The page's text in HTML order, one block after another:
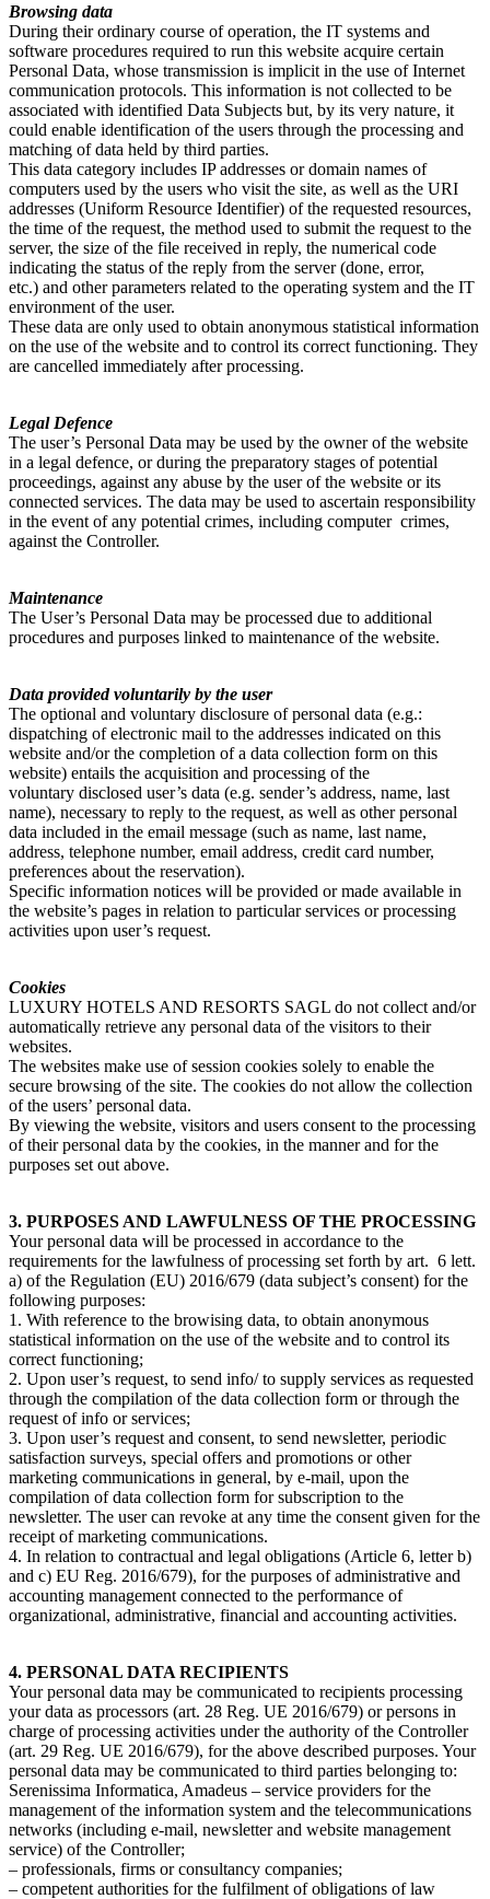
Browsing data
During their ordinary course of operation, the IT systems and
software procedures required to run this website acquire certain
Personal Data, whose transmission is implicit in the use of Internet
communication protocols. This information is not collected to be
associated with identified Data Subjects but, by its very nature, it
could enable identification of the users through the processing and
matching of data held by third parties.
This data category includes IP addresses or domain names of
computers used by the users who visit the site, as well as the URI
addresses (Uniform Resource Identifier) of the requested resources,
the time of the request, the method used to submit the request to the
server, the size of the file received in reply, the numerical code
indicating the status of the reply from the server (done, error,
etc.) and other parameters related to the operating system and the IT
environment of the user.
These data are only used to obtain anonymous statistical information
on the use of the website and to control its correct functioning. They
are cancelled immediately after processing.
Legal Defence
The user’s Personal Data may be used by the owner of the website
in a legal defence, or during the preparatory stages of potential
proceedings, against any abuse by the user of the website or its
connected services. The data may be used to ascertain responsibility
in the event of any potential crimes, including computer crimes,
against the Controller.
Maintenance
The User’s Personal Data may be processed due to additional
procedures and purposes linked to maintenance of the website.
Data provided voluntarily by the user
The optional and voluntary disclosure of personal data (e.g.:
dispatching of electronic mail to the addresses indicated on this
website and/or the completion of a data collection form on this
website) entails the acquisition and processing of the
voluntary disclosed user’s data (e.g. sender’s address, name, last
name), necessary to reply to the request, as well as other personal
data included in the email message (such as name, last name,
address, telephone number, email address, credit card number,
preferences about the reservation).
Specific information notices will be provided or made available in
the website’s pages in relation to particular services or processing
activities upon user’s request.
Cookies
LUXURY HOTELS AND RESORTS SAGL do not collect and/or
automatically retrieve any personal data of the visitors to their
websites.
The websites make use of session cookies solely to enable the
secure browsing of the site. The cookies do not allow the collection
of the users’ personal data.
By viewing the website, visitors and users consent to the processing
of their personal data by the cookies, in the manner and for the
purposes set out above.
3. PURPOSES AND LAWFULNESS OF THE PROCESSING
Your personal data will be processed in accordance to the
requirements for the lawfulness of processing set forth by art. 6 lett.
a) of the Regulation (EU) 2016/679 (data subject’s consent) for the
following purposes:
1. With reference to the browising data, to obtain anonymous
statistical information on the use of the website and to control its
correct functioning;
2. Upon user’s request, to send info/ to supply services as requested
through the compilation of the data collection form or through the
request of info or services;
3. Upon user’s request and consent, to send newsletter, periodic
satisfaction surveys, special offers and promotions or other
marketing communications in general, by e-mail, upon the
compilation of data collection form for subscription to the
newsletter. The user can revoke at any time the consent given for the
receipt of marketing communications.
4. In relation to contractual and legal obligations (Article 6, letter b)
and c) EU Reg. 2016/679), for the purposes of administrative and
accounting management connected to the performance of
organizational, administrative, financial and accounting activities.
4. PERSONAL DATA RECIPIENTS
Your personal data may be communicated to recipients processing
your data as processors (art. 28 Reg. UE 2016/679) or persons in
charge of processing activities under the authority of the Controller
(art. 29 Reg. UE 2016/679), for the above described purposes. Your
personal data may be communicated to third parties belonging to:
Serenissima Informatica, Amadeus – service providers for the
management of the information system and the telecommunications
networks (including e-mail, newsletter and website management
service) of the Controller;
– professionals, firms or consultancy companies;
– competent authorities for the fulfilment of obligations of law